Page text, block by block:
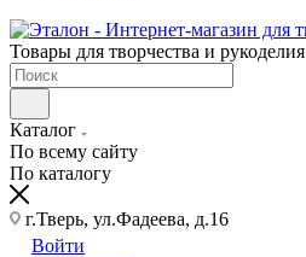
Товары для творчества и рукоделия
Каталог
По всему сайту
По каталогу
г.Тверь, ул.Фадеева, д.16
Войти